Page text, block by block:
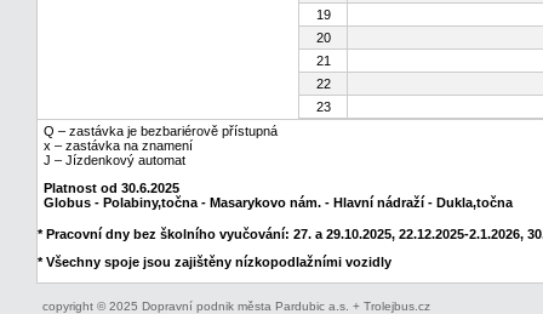
19
20
21
22
23
Q – zastávka je bezbariérově přístupná
x – zastávka na znamení
J – Jízdenkový automat
Platnost od 30.6.2025
Globus - Polabiny,točna - Masarykovo nám. - Hlavní nádraží - Dukla,točna
* Pracovní dny bez školního vyučování: 27. a 29.10.2025, 22.12.2025-2.1.2026,
* Všechny spoje jsou zajištěny nízkopodlažními vozidly
copyright © 2025 Dopravní podnik města Pardubic a.s. + Trolejbus.cz